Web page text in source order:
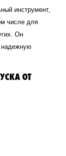
инструмент,
числе для
Он
надежную
ОТ